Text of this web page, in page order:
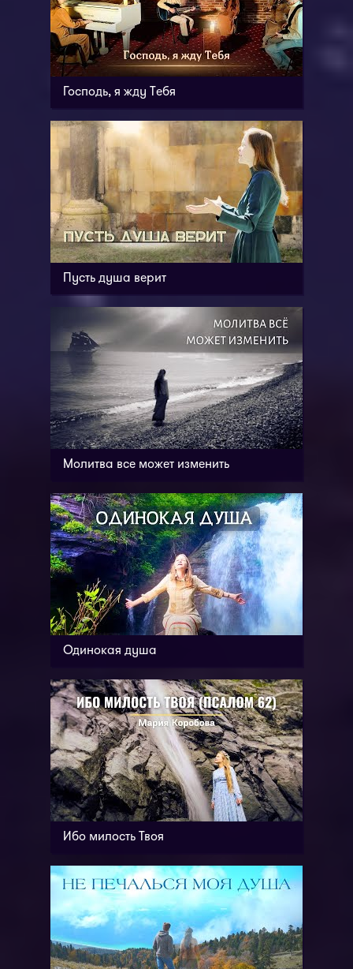
Господь, я жду Тебя
Пусть душа верит
Молитва все может изменить
Одинокая душа
Ибо милость Твоя